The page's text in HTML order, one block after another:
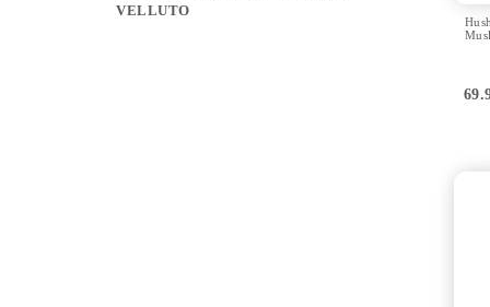
VELLUTO